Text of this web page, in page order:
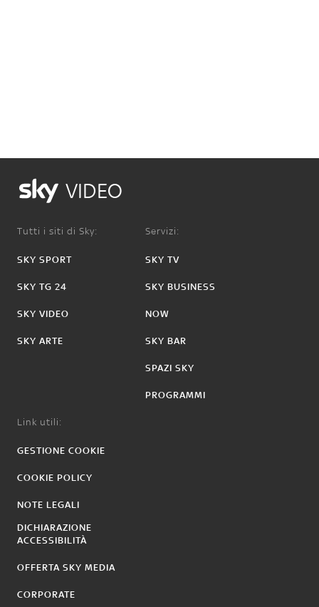
VIDEO
Tutti i siti di Sky:
SKY SPORT
SKY TG 24
SKY VIDEO
SKY ARTE
Servizi:
SKY TV
SKY BUSINESS
NOW
SKY BAR
SPAZI SKY
PROGRAMMI
Link utili:
GESTIONE COOKIE
COOKIE POLICY
NOTE LEGALI
DICHIARAZIONE
ACCESSIBILITÀ
OFFERTA SKY MEDIA
CORPORATE